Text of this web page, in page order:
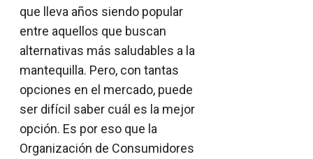
que lleva años siendo popular
entre aquellos que buscan
alternativas más saludables a la
mantequilla. Pero, con tantas
opciones en el mercado, puede
ser difícil saber cuál es la mejor
opción. Es por eso que la
Organización de Consumidores